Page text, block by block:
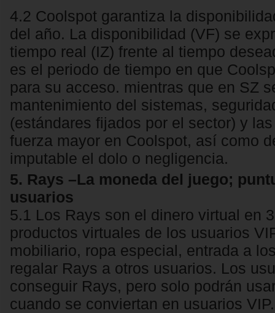
4.2 Coolspot garantiza la
del año. La disponibilidad (VF) se
tiempo real (IZ) frente al tiempo
es el periodo de tiempo en que
para su acceso. mientras que en SZ
mantenimiento del sistemas,
(estándares fijados por el sector) y
fuerza mayor en Coolspot, así como
imputable el dolo o negligencia.
5. Rays –La moneda del juego;
usuarios
5.1 Los Rays son el dinero virtual en
productos virtuales de los usuarios
mobiliario, ropa especial, entrada a
regalar Rays a otros usuarios. Los
conseguir Rays, pero solo podrán
cuando se conviertan en usuarios VIP.